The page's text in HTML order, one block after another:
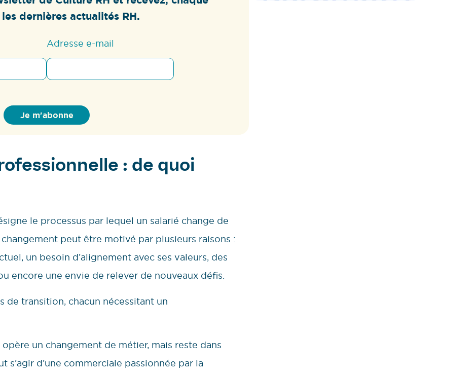
dernières actualités RH.
Adresse e-mail
: de quoi
le processus par lequel un salarié change de
peut être motivé par plusieurs raisons :
un besoin d’alignement avec ses valeurs, des
encore une envie de relever de nouveaux défis.
de transition, chacun nécessitant un
un changement de métier, mais reste dans
s’agir d’une commerciale passionnée par la